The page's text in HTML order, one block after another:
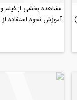
مشاهده بخشی از فیلم
آموزش نحوه استفاده